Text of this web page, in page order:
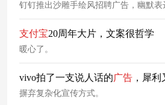
钉钉推出沙雕手绘风招聘广告，幽默表
支付宝20周年大片，文案很哲学
暖心了。
vivo拍了一支说人话的广告 ，犀
摒弃复杂化宣传方式。